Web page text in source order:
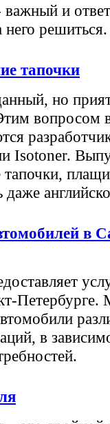
и
решиться.
тапочки
но
вопросом
Isotoner.
в
в